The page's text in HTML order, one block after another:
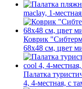
maclay, 1-местная
Коврик
68х48 см, цвет
Палатка
4, 4-местная, с